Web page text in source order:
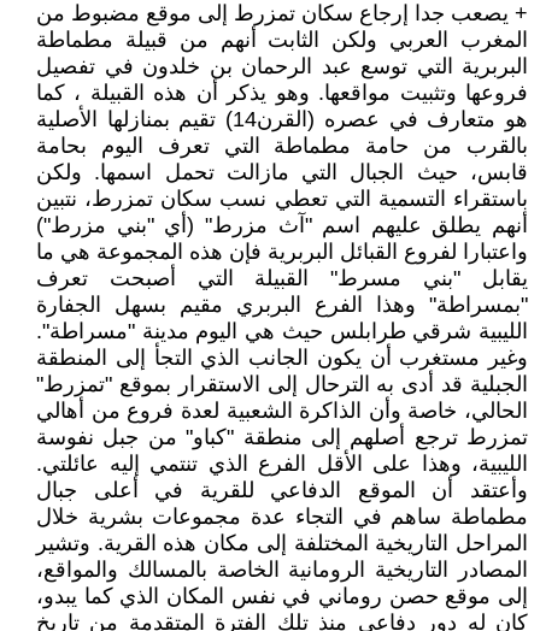
+ يصعب جدا إرجاع سكان تمزرط إلى موقع مضبوط من
المغرب العربي ولكن الثابت أنهم من قبيلة مطماطة
البربرية التي توسع عبد الرحمان بن خلدون في تفصيل
فروعها وتثبيت مواقعها. وهو يذكر أن هذه القبيلة ، كما
هو متعارف في عصره (القرن14) تقيم بمنازلها الأصلية
بالقرب من حامة مطماطة التي تعرف اليوم بحامة
قابس، حيث الجبال التي مازالت تحمل اسمها. ولكن
باستقراء التسمية التي تعطي نسب سكان تمزرط، نتبين
أنهم يطلق عليهم اسم "آث مزرط" (أي "بني مزرط")
واعتبارا لفروع القبائل البربرية فإن هذه المجموعة هي ما
يقابل "بني مسرط" القبيلة التي أصبحت تعرف
"بمسراطة" وهذا الفرع البربري مقيم بسهل الجفارة
الليبية شرقي طرابلس حيث هي اليوم مدينة "مسراطة".
وغير مستغرب أن يكون الجانب الذي التجأ إلى المنطقة
الجبلية قد أدى به الترحال إلى الاستقرار بموقع "تمزرط"
الحالي، خاصة وأن الذاكرة الشعبية لعدة فروع من أهالي
تمزرط ترجع أصلهم إلى منطقة "كباو" من جبل نفوسة
الليبية، وهذا على الأقل الفرع الذي تنتمي إليه عائلتي.
وأعتقد أن الموقع الدفاعي للقرية في أعلى جبال
مطماطة ساهم في التجاء عدة مجموعات بشرية خلال
المراحل التاريخية المختلفة إلى مكان هذه القرية. وتشير
المصادر التاريخية الرومانية الخاصة بالمسالك والمواقع،
إلى موقع حصن روماني في نفس المكان الذي كما يبدو،
كان له دور دفاعي منذ تلك الفترة المتقدمة من تاريخ